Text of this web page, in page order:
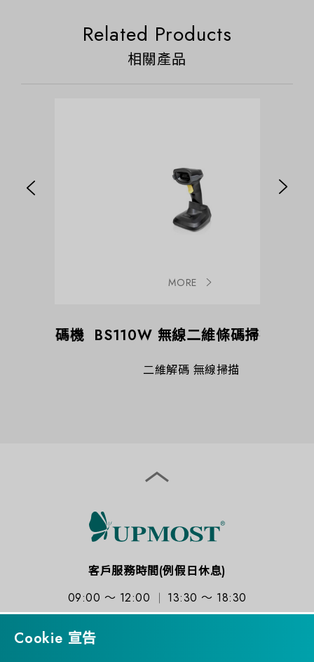
Related Products
相關產品
BS110W 無線二維條碼掃描器
二維解碼 無線掃描
客戶服務時間(例假日休息)
09:00 ～ 12:00
13:30 ～ 18:30
Cookie 宣告